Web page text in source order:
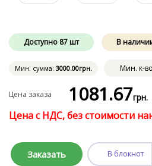
Доступно 87 шт В
Мин. сумма: 3000.00грн. Мин. к-
Цена заказа 1081.67грн.
Цена с НДС, без стоимости
Заказать В блокнот